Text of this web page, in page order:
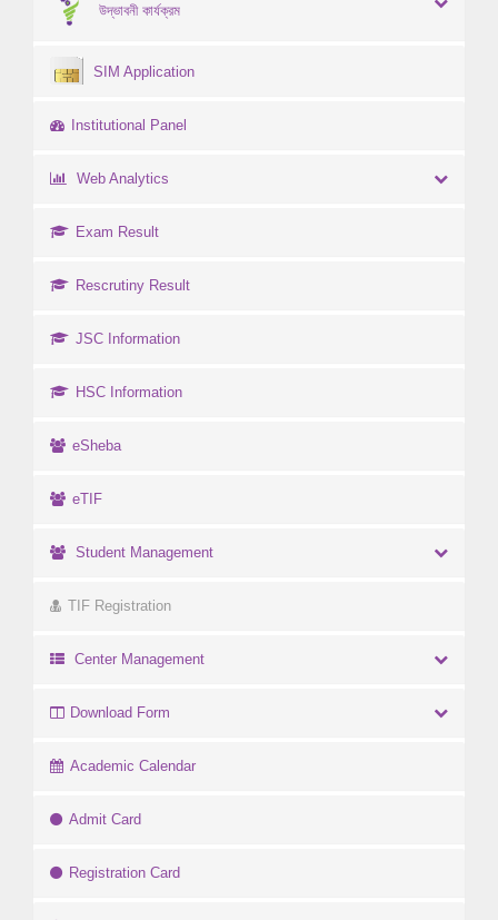
উদ্ভাবনী কার্যক্রম
SIM Application
Institutional Panel
Web Analytics
Exam Result
Rescrutiny Result
JSC Information
HSC Information
eSheba
eTIF
Student Management
TIF Registration
Center Management
Download Form
Academic Calendar
Admit Card
Registration Card